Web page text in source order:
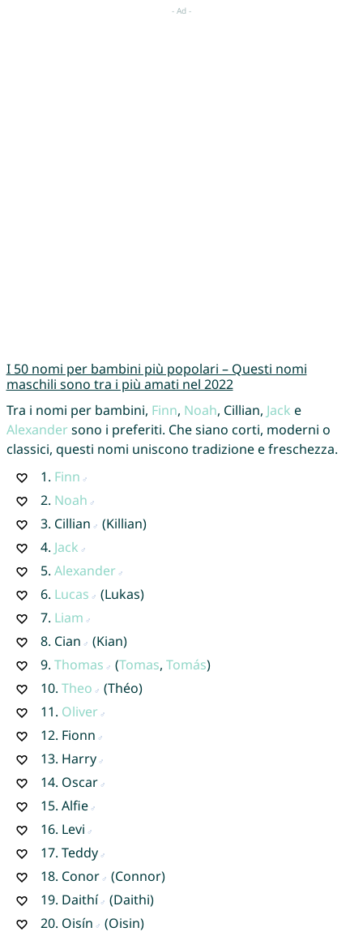
I 50 nomi per bambini più popolari – Questi nomi
maschili sono tra i più amati nel 2022
Tra i nomi per bambini, Finn, Noah, Cillian, Jack e
Alexandersono i preferiti. Che siano corti, moderni o
classici, questi nomi uniscono tradizione e freschezza.
1. Finn
2. Noah
3. Cillian
(Killian)
4. Jack
5. Alexander
6. Lucas
(Lukas)
7. Liam
8. Cian
(Kian)
9. Thomas (Tomas, Tomás)
10. Theo
(Théo)
11. Oliver
12. Fionn
13. Harry
14. Oscar
15. Alfie
16. Levi
17. Teddy
18. Conor
(Connor)
19. Daithí
(Daithi)
20. Oisín
(Oisin)